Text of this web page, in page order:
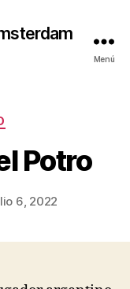
Menú
Potro
6, 2022